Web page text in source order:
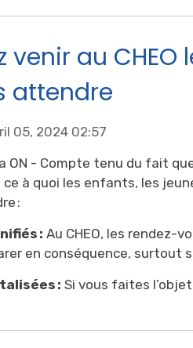
venir au
attendre
05, 2024 02:57
ON - Compte tenu du fait
ce à quoi les enfants, les
:
: Au CHEO, les rendez-
en conséquence, surtout
: Si vous faites l’objet